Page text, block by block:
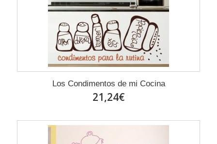
Los Condimentos de mi Cocina
21,24€